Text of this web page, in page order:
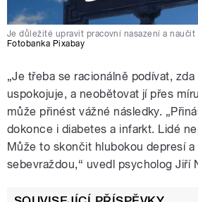
Je důležité upravit pracovní nasazení a naučit
Fotobanka Pixabay
„Je třeba se racionálně podívat,
uspokojuje, a neobětovat jí přes
může přinést vážné následky.
dokonce i diabetes a infarkt. Lidé
Může to skončit hlubokou depresí a
sebevraždou,“ uvedl psycholog Jiří